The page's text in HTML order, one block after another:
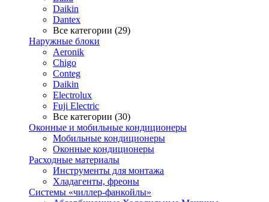
Daikin
Dantex
Все категории (29)
Наружные блоки
Aeronik
Chigo
Conteg
Daikin
Electrolux
Fuji Electric
Все категории (30)
Оконные и мобильные кондиционеры
Мобильные кондиционеры
Оконные кондиционеры
Расходные материалы
Инструменты для монтажа
Хладагенты, фреоны
Системы «чиллер-фанкойлы»